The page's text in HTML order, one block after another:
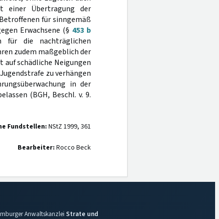
einer Übertragung der
für sinngemäß
Erwachsene (§ 453 b
für die nachträglichen
zudem maßgeblich der
schädliche Neigungen
zu verhängen
in der
(BGH, Beschl. v. 9.
Fundstellen: NStZ 1999, 361
Bearbeiter: Rocco Beck
Anwaltskanzlei Strate und